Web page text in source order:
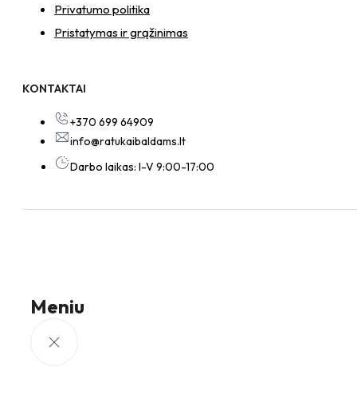
Privatumo politika
Pristatymas ir grąžinimas
KONTAKTAI
+370 699 64909
info@ratukaibaldams.lt
Darbo laikas: I-V 9:00-17:00
Meniu